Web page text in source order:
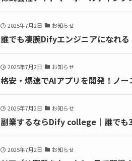
2025年7月2日 お知らせ
誰でも凄腕Difyエンジニアになれ
2025年7月2日 お知らせ
格安・爆速でAIアプリを開発！ノ
2025年7月2日 お知らせ
副業するならDify college｜誰でも
2025年7月2日 お知らせ